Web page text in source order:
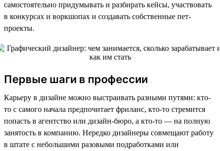
самостоятельно придумывать и разбирать кейсы, участвовать
в конкурсах и воркшопах и создавать собственные пет-
проекты.
Первые шаги в профессии
Карьеру в дизайне можно выстраивать разными путями: кто-
то с самого начала предпочитает фриланс, кто-то стремится
попасть в агентство или дизайн-бюро, а кто-то — на полную
занятость в компанию. Нередко дизайнеры совмещают работу
в штате с небольшими разовыми подработками или